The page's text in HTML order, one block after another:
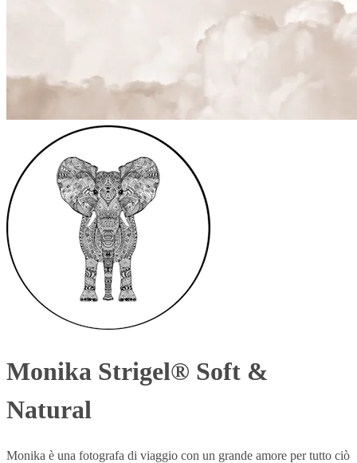
Monika Strigel® Soft &
Natural
Monika è una fotografa di viaggio con un grande amore per tutto ciò